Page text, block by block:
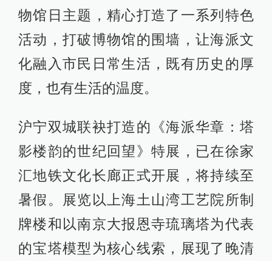
物馆日主题，精心打造了一系列特色
活动，打破博物馆的围墙，让海派文
化融入市民日常生活，既有历史的厚
度，也有生活的温度。
沪宁双城联袂打造的《海派华章：塔
影楼韵的世纪回望》特展，已在徐家
汇地铁文化长廊正式开展，将持续至
暑假。展览以上海土山湾工艺院所制
牌楼和以南京大报恩寺琉璃塔为代表
的宝塔模型为核心线索，展现了晚清